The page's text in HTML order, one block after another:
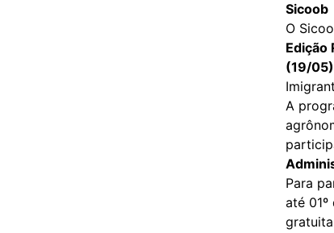
Sicoob
O
Edição
(19/05)
A
Para
até